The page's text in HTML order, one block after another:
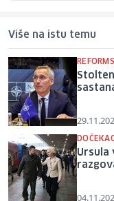
Više na istu temu
Ursula